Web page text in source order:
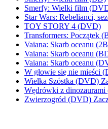
Smerfy: Wielki film
Star Wars: Rebelianci,
TOY STORY 4 (DVD)
Transformers: Początek
Vaiana: Skarb oceanu
Vaiana: Skarb oceanu
Vaiana: Skarb oceanu
W głowie się nie mieści
Wielka Szóstka (DVD)
Wędrówki z
Zwierzogród (DVD)